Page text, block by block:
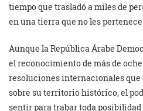
tiempo que trasladó a miles de
en una tierra que no les pertenece.
Aunque la República Árabe
el reconocimiento de más de
resoluciones internacionales
sobre su territorio histórico, el
sentir para trabar toda